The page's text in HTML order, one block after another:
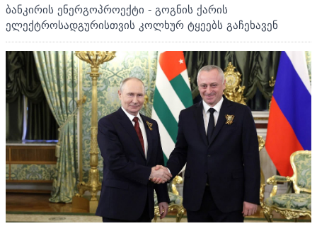
ბანკირის ენერგოპროექტი - გოგნის ქარის
ელექტროსადგურისთვის კოლხურ ტყეებს გაჩეხავენ